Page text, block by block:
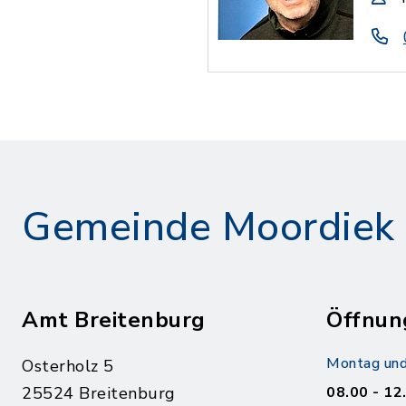
Gemeinde Moordiek
Amt Breitenburg
Osterholz 5
25524 Breitenburg
Montag
08.00 -